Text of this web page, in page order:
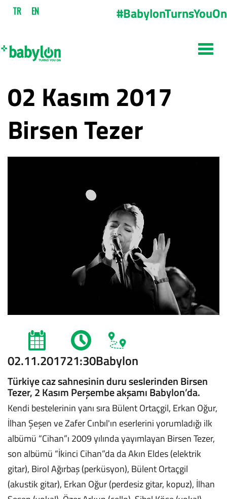
TR EN #BabylonTurnsYouOn
02 Kasım 2017
Birsen Tezer
02.11.201721:30Babylon
Türkiye caz sahnesinin duru seslerinden Birsen
Tezer, 2 Kasım Perşembe akşamı Babylon’da.
Kendi bestelerinin yanı sıra Bülent Ortaçgil, Erkan Oğur,
İlhan Şeşen ve Zafer Cınbıl'ın eserlerini yorumladığı ilk
albümü “Cihan”ı 2009 yılında yayımlayan Birsen Tezer,
son albümü “İkinci Cihan”da da Akın Eldes (elektrik
gitar), Birol Ağırbaş (perküsyon), Bülent Ortaçgil
(akustik gitar), Erkan Oğur (perdesiz gitar, kopuz), İlhan